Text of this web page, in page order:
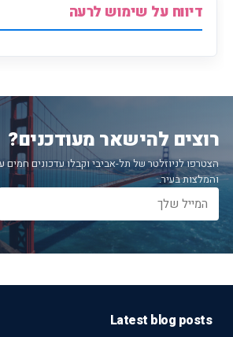
דיווח על שימוש לרעה
רוצים להישאר מעודכנים?
הצטרפו לניוזלטר של תל-אביבי וקבלו עדכונים חמים
והמלצות בעיר.
Latest blog posts